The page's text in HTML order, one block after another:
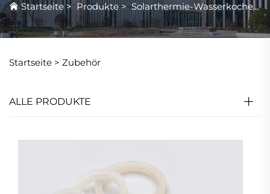
Startseite>Produkte>Solarthermie-Wasserkocher >
Startseite > Zubehör
ALLE PRODUKTE